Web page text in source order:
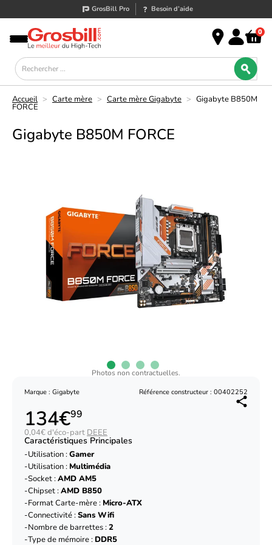
GrosBill Pro Besoin d’aide
0
Accueil > Carte mère > Carte mère Gigabyte > Gigabyte B850M
FORCE
Gigabyte B850M FORCE
Photos non contractuelles.
Marque : Gigabyte Référence constructeur : 00402252
134€99
0,04€ d'éco-part DEEE
Caractéristiques Principales
Utilisation :Gamer
Utilisation : Multimédia
Socket :AMD AM5
Chipset :AMD B850
Format Carte-mère : Micro-ATX
Connectivité :Sans Wifi
Nombre de barrettes :2
Type de mémoire : DDR5